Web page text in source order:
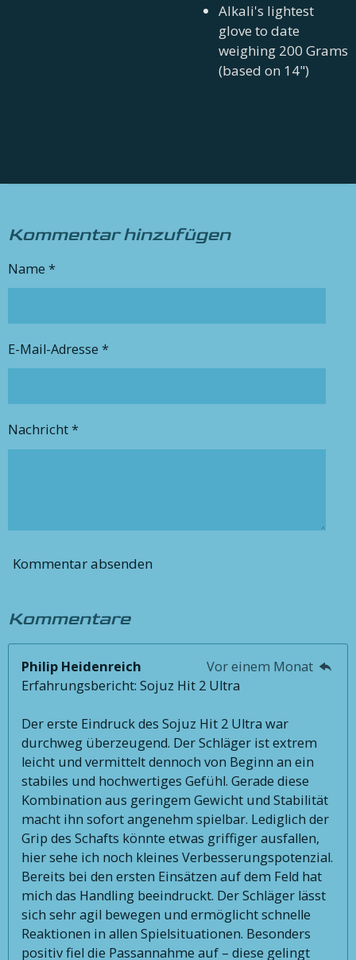
Alkali's lightest
glove to date
weighing 200 Grams
(based on 14")
Kommentar hinzufügen
Name *
E-Mail-Adresse *
Nachricht *
Kommentar absenden
Kommentare
Philip Heidenreich
Vor einem Monat
Erfahrungsbericht: Sojuz Hit 2 Ultra
Der erste Eindruck des Sojuz Hit 2 Ultra war
durchweg überzeugend. Der Schläger ist extrem
leicht und vermittelt dennoch von Beginn an ein
stabiles und hochwertiges Gefühl. Gerade diese
Kombination aus geringem Gewicht und Stabilität
macht ihn sofort angenehm spielbar. Lediglich der
Grip des Schafts könnte etwas griffiger ausfallen,
hier sehe ich noch kleines Verbesserungspotenzial.
Bereits bei den ersten Einsätzen auf dem Feld hat
mich das Handling beeindruckt. Der Schläger lässt
sich sehr agil bewegen und ermöglicht schnelle
Reaktionen in allen Spielsituationen. Besonders
positiv fiel die Passannahme auf – diese gelingt